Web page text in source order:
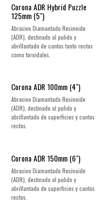
Corona ADR Hybrid Puzzle
125mm (5")
Abrasivo Diamantado Resinoide
(ADR), destinado al pulido y
abrillantado de cantos tanto rectos
como toroidales.
Corona ADR 100mm (4")
Abrasivo Diamantado Resinoide
(ADR), destinado al pulido y
abrillantado de superficies y cantos
rectos.
Corona ADR 150mm (6")
Abrasivo Diamantado Resinoide
(ADR), destinado al pulido y
abrillantado de superficies y cantos
rectos.